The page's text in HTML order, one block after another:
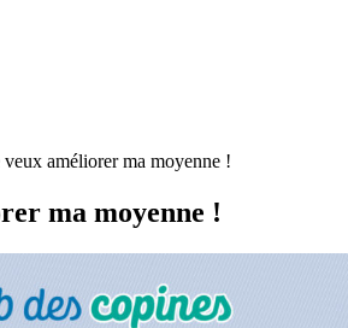
veux améliorer ma moyenne !
ma moyenne !